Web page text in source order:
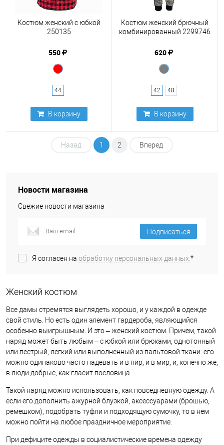
Костюм женский с юбкой
250135
550
44
В корзину
Костюм женский брючный
комбинированный 2299746
620
42 48
В корзину
Назад 1 2 Вперед
Новости магазина
Свежие новости магазина
Подписаться
Я согласен на обработку персональных данных.*
Женский костюм
Все дамы стремятся выглядеть хорошо, и у каждой в одежде
свой стиль. Но есть один элемент гардероба, являющийся
особенно выигрышным. И это – женский костюм. Причем, такой
наряд может быть любым – с юбкой или брюками, однотонный
или пестрый, легкий или выполненный из пальтовой ткани: его
можно одинаково часто надевать и в пир, и в мир, и, конечно же,
в люди добрые, как гласит пословица.
Такой наряд можно использовать, как повседневную одежду. А
если его дополнить ажурной блузкой, аксессуарами (брошью,
ремешком), подобрать туфли и подходящую сумочку, то в нем
можно пойти на любое праздничное мероприятие.
При дефиците одежды в социалистические времена одежду